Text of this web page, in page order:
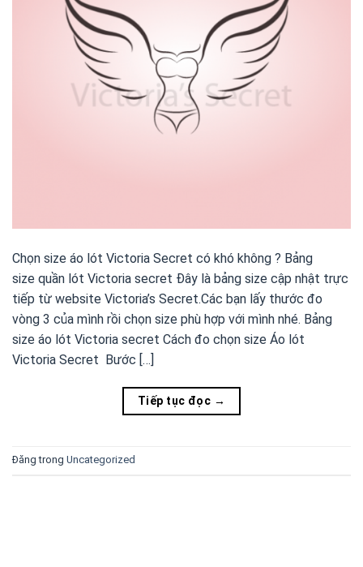
Chọn size áo lót Victoria Secret có khó không ? Bảng
size quần lót Victoria secret Đây là bảng size cập nhật trực
tiếp từ website Victoria’s Secret.Các bạn lấy thước đo
vòng 3 của mình rồi chọn size phù hợp với mình nhé. Bảng
size áo lót Victoria secret Cách đo chọn size Áo lót
Victoria Secret Bước […]
Tiếp tục đọc →
Đăng trong Uncategorized